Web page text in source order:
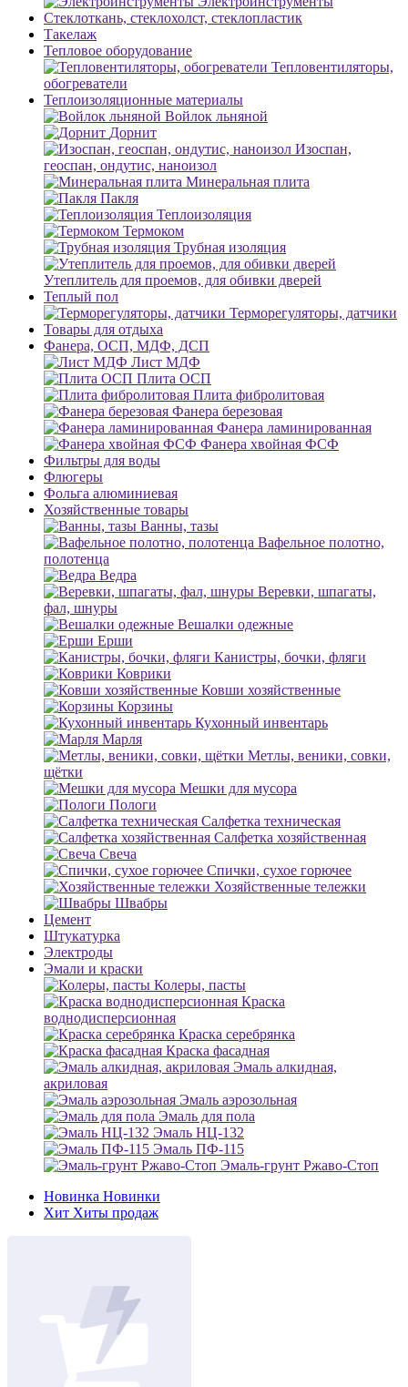
Стеклоткань, стеклохолст, стеклопластик
Такелаж
Тепловое оборудование
Тепловентиляторы,
обогреватели
Теплоизоляционные материалы
Войлок льняной
Дорнит
Изоспан,
геоспан, ондутис, наноизол
Минеральная плита
Пакля
Теплоизоляция
Термоком
Трубная изоляция
Утеплитель для проемов, для обивки дверей
Теплый пол
Терморегуляторы, датчики
Товары для отдыха
Фанера, ОСП, МДФ, ДСП
Лист МДФ
Плита ОСП
Плита фибролитовая
Фанера березовая
Фанера ламинированная
Фанера хвойная ФСФ
Фильтры для воды
Флюгеры
Фольга алюминиевая
Хозяйственные товары
Ванны, тазы
Вафельное полотно,
полотенца
Ведра
Веревки, шпагаты,
фал, шнуры
Вешалки одежные
Ерши
Канистры, бочки, фляги
Коврики
Ковши хозяйственные
Корзины
Кухонный инвентарь
Марля
Метлы, веники, совки,
щётки
Мешки для мусора
Пологи
Салфетка техническая
Салфетка хозяйственная
Свеча
Спички, сухое горючее
Хозяйственные тележки
Швабры
Цемент
Штукатурка
Электроды
Эмали и краски
Колеры, пасты
Краска
воднодисперсионная
Краска серебрянка
Краска фасадная
Эмаль алкидная,
акриловая
Эмаль аэрозольная
Эмаль для пола
Эмаль НЦ-132
Эмаль ПФ-115
Эмаль-грунт Ржаво-Стоп
Новинка Новинки
Хит Хиты продаж